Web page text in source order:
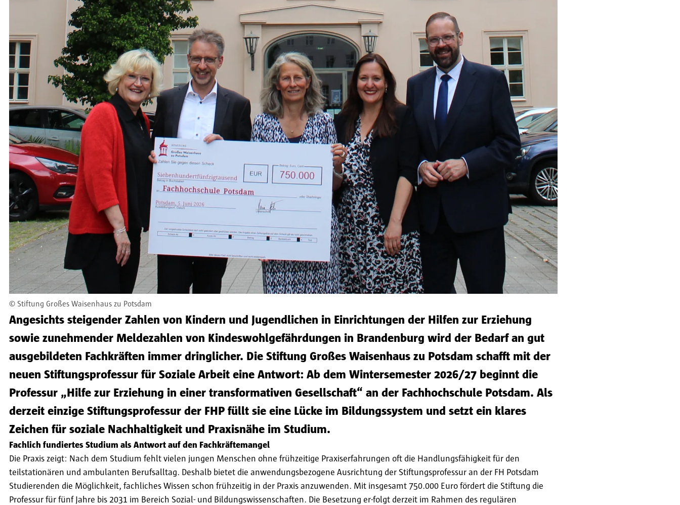
© Stiftung Großes Waisenhaus zu Potsdam
Angesichts steigender Zahlen von Kindern und Jugendlichen in Einrichtungen der Hilfen zur Erziehung
sowie zunehmender Meldezahlen von Kindeswohlgefährdungen in Brandenburg wird der Bedarf an gut
ausgebildeten Fachkräften immer dringlicher. Die Stiftung Großes Waisenhaus zu Potsdam schafft mit der
neuen Stiftungsprofessur für Soziale Arbeit eine Antwort: Ab dem Wintersemester 2026/27 beginnt die
Professur „Hilfe zur Erziehung in einer transformativen Gesellschaft“ an der Fachhochschule Potsdam. Als
derzeit einzige Stiftungsprofessur der FHP füllt sie eine Lücke im Bildungssystem und setzt ein klares
Zeichen für soziale Nachhaltigkeit und Praxisnähe im Studium.
Fachlich fundiertes Studium als Antwort auf den Fachkräftemangel
Die Praxis zeigt: Nach dem Studium fehlt vielen jungen Menschen ohne frühzeitige Praxiserfahrungen oft die Handlungsfähigkeit für den
teilstationären und ambulanten Berufsalltag. Deshalb bietet die anwendungsbezogene Ausrichtung der Stiftungsprofessur an der FH Potsdam
Studierenden die Möglichkeit, fachliches Wissen schon frühzeitig in der Praxis anzuwenden. Mit insgesamt 750.000 Euro fördert die Stiftung die
Professur für fünf Jahre bis 2031 im Bereich Sozial- und Bildungswissenschaften. Die Besetzung er-folgt derzeit im Rahmen des regulären